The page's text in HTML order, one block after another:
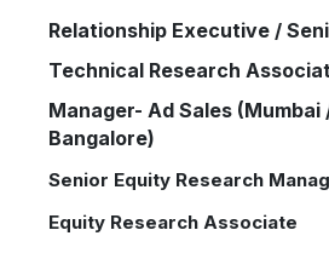
Relationship Executive /
Technical Research
Manager- Ad Sales (Mumbai
Bangalore)
Equity Research Associate